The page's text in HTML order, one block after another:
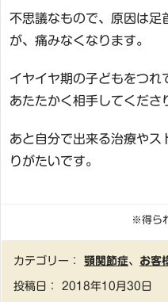
不思議なもので、原因は足
が、痛みなくなります。
イヤイヤ期の子どもをつれ
あたたかく相手してくださ
あと自分で出来る治療やス
りがたいです。
※得ら
カテゴリー： 顎関節症、 お客
投稿日： 2018年10月30日